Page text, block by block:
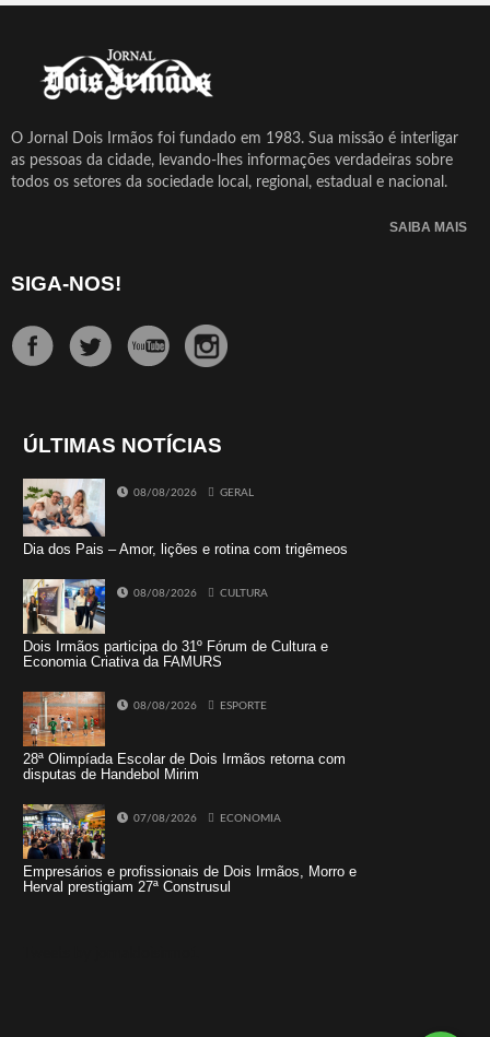
O Jornal Dois Irmãos foi fundado em 1983. Sua missão é interligar
as pessoas da cidade, levando-lhes informações verdadeiras sobre
todos os setores da sociedade local, regional, estadual e nacional.
SAIBA MAIS
SIGA-NOS!
ÚLTIMAS NOTÍCIAS
08/08/2026 GERAL
Dia dos Pais – Amor, lições e rotina com trigêmeos
08/08/2026 CULTURA
Dois Irmãos participa do 31º Fórum de Cultura e
Economia Criativa da FAMURS
08/08/2026 ESPORTE
28ª Olimpíada Escolar de Dois Irmãos retorna com
disputas de Handebol Mirim
07/08/2026 ECONOMIA
Empresários e profissionais de Dois Irmãos, Morro e
Herval prestigiam 27ª Construsul